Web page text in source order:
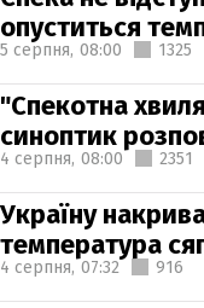
опуститься
5 серпня, 08:00 1325
"Спекотна
синоптик
4 серпня, 08:00 2351
Україну
температура
4 серпня, 07:32 916